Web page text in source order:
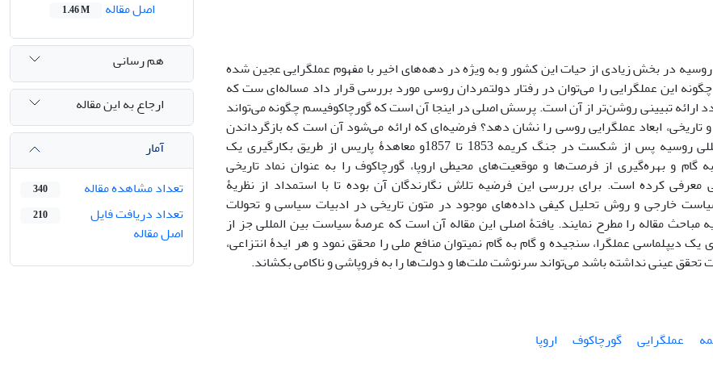
در بخش زیادی از حیات این کشور و به ویژه در دهه‌های اخیر با مفهوم عملگرایی عجین شده
این عملگرایی را می‌توان در رفتار دولتمردان روسی مورد بررسی قرار داد مساله‌ای ست که
ارائه تبیینی روشن‌تر از آن است. پرسش اصلی در اینجا آن است که گورچاکوفیسم چگونه می‌تواند
تاریخی، ابعاد عملگرایی روسی را نشان دهد؟ فرضیه‌ای که ارائه می‌شود آن است که بازگرداندن
موقعیت بین‌المللی روسیه پس از شکست در جنگ کریمه 1853 تا 1857و معاهدۀ پاریس از طریق بکارگیری یک
گام و بهره‌گیری از فرصت‌ها و موقعیت‌های محیطی اروپا، گورچاکوف را به عنوان نماد تاریخی
معرفی کرده است. برای بررسی این فرضیه تلاش نگارندگان آن بوده تا با استمداد از نظریۀ
خارجی و روش تحلیل کیفی داده‌های موجود در متون تاریخی در ادبیات سیاسی و تحولات
مباحث مقاله را مطرح نمایند. یافتۀ اصلی این مقاله آن است که عرصۀ سیاست بین المللی جز از
یک دیپلماسی عملگرا، سنجیده و گام به گام نمیتوان منافع ملی را محقق نمود و هر ایدۀ انتزاعی،
تحقق عینی نداشته باشد می‌تواند سرنوشت ملت‌ها و دولت‌ها را به فروپاشی و ناکامی بکشاند.
عملگرایی گورچاکوف
اروپا
اصل مقاله
1.46 M
هم رسانی
ارجاع به این مقاله
آمار
تعداد مشاهده مقاله
340
تعداد دریافت فایل
اصل مقاله
210